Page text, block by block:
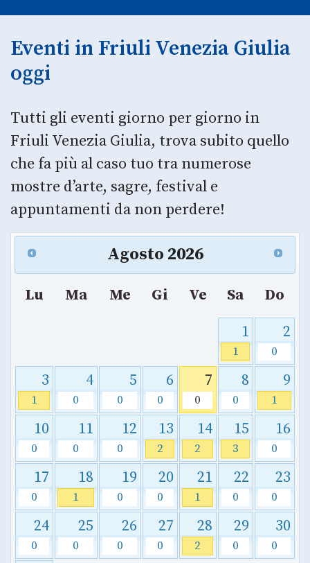
Eventi in Friuli Venezia Giulia
oggi
Tutti gli eventi giorno per giorno in
Friuli Venezia Giulia, trova subito quello
che fa più al caso tuo tra numerose
mostre d’arte, sagre, festival e
appuntamenti da non perdere!
Agosto 2026
Lu Ma Me Gi Ve Sa
Do
1
1
2
0
3
1
4
0
5
0
6
0
7
0
8
0
9
1
10
0
11
0
12
0
13
2
14
2
15
3
16
0
17
0
18
1
19
0
20
0
21
1
22
0
23
0
24
0
25
0
26
0
27
0
28
2
29
0
30
0